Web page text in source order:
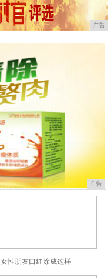
广告
广告
女性朋友口红涂成这样